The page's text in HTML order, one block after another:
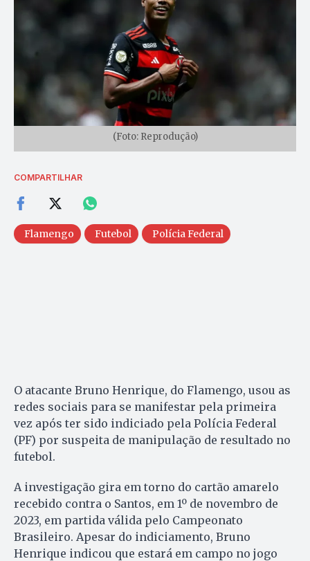
(Foto: Reprodução)
COMPARTILHAR
Flamengo Futebol Polícia Federal
O atacante Bruno Henrique, do Flamengo, usou as
redes sociais para se manifestar pela primeira
vez após ter sido indiciado pela Polícia Federal
(PF) por suspeita de manipulação de resultado no
futebol.
A investigação gira em torno do cartão amarelo
recebido contra o Santos, em 1º de novembro de
2023, em partida válida pelo Campeonato
Brasileiro. Apesar do indiciamento, Bruno
Henrique indicou que estará em campo no jogo